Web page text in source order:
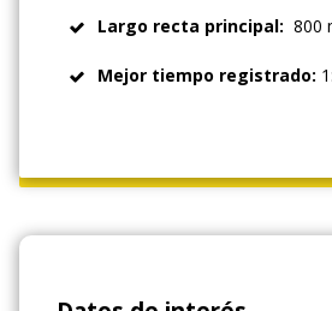
Largo recta principal: 800
Mejor tiempo registrado: